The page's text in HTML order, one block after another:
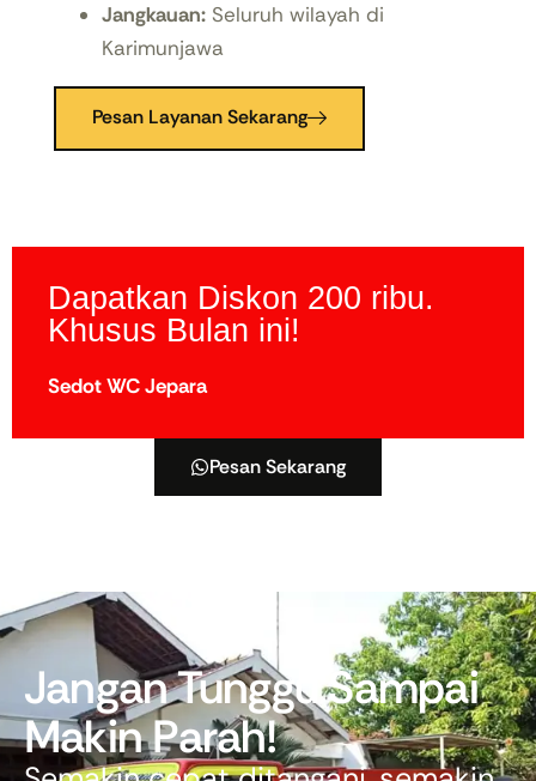
Jangkauan: Seluruh wilayah di
Karimunjawa
Pesan Layanan Sekarang
Dapatkan Diskon 200 ribu.
Khusus Bulan ini!
Sedot WC Jepara
Pesan Sekarang
Jangan Tunggu Sampai
Makin Parah!